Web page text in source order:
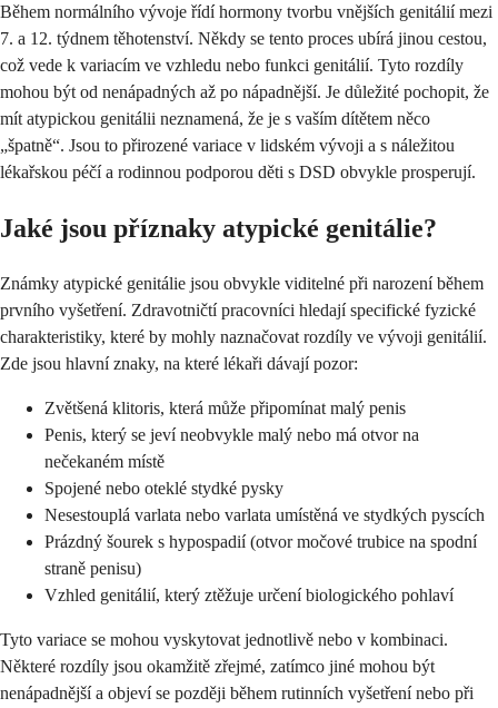
Během normálního vývoje řídí hormony tvorbu vnějších genitálií mezi
7. a 12. týdnem těhotenství. Někdy se tento proces ubírá jinou cestou,
což vede k variacím ve vzhledu nebo funkci genitálií. Tyto rozdíly
mohou být od nenápadných až po nápadnější. Je důležité pochopit, že
mít atypickou genitálii neznamená, že je s vaším dítětem něco
„špatně“. Jsou to přirozené variace v lidském vývoji a s náležitou
lékařskou péčí a rodinnou podporou děti s DSD obvykle prosperují.
Jaké jsou příznaky atypické genitálie?
Známky atypické genitálie jsou obvykle viditelné při narození během
prvního vyšetření. Zdravotničtí pracovníci hledají specifické fyzické
charakteristiky, které by mohly naznačovat rozdíly ve vývoji genitálií.
Zde jsou hlavní znaky, na které lékaři dávají pozor:
Zvětšená klitoris, která může připomínat malý penis
Penis, který se jeví neobvykle malý nebo má otvor na
nečekaném místě
Spojené nebo oteklé stydké pysky
Nesestouplá varlata nebo varlata umístěná ve stydkých pyscích
Prázdný šourek s hypospadií (otvor močové trubice na spodní
straně penisu)
Vzhled genitálií, který ztěžuje určení biologického pohlaví
Tyto variace se mohou vyskytovat jednotlivě nebo v kombinaci.
Některé rozdíly jsou okamžitě zřejmé, zatímco jiné mohou být
nenápadnější a objeví se později během rutinních vyšetření nebo při